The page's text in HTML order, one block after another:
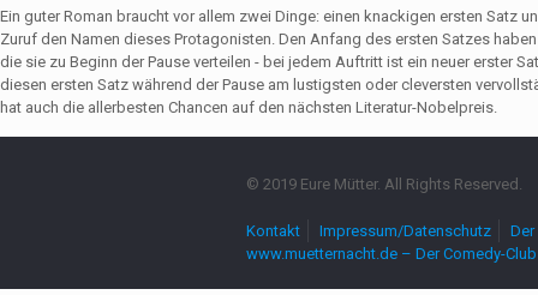
Ein guter Roman braucht vor allem zwei Dinge: einen knackigen ersten Satz
Zuruf den Namen dieses Protagonisten. Den Anfang des ersten Satzes
die sie zu Beginn der Pause verteilen - bei jedem Auftritt ist ein neuer erster
diesen ersten Satz während der Pause am lustigsten oder cleversten
hat auch die allerbesten Chancen auf den nächsten Literatur-Nobelpreis.
© 2019 Eure Mütter. All Rights Reserved.
Kontakt Impressum/Datenschutz
www.muetternacht.de – Der Comedy-Club